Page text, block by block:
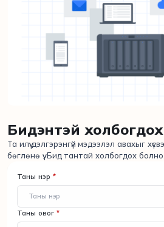
Бидэнтэй холбогдох
Та илүү дэлгэрэнгүй мэдээлэл авахыг
бөглөнө үү. Бид тантай холбогдох
Таны нэр *
Таны овог *